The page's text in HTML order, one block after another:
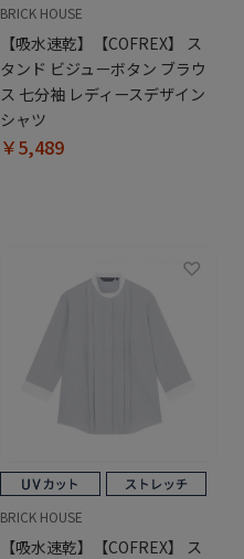
BRICK HOUSE
【吸水速乾】【COFREX】 ス
タンド ビジューボタン ブラウ
ス 七分袖 レディースデザイン
シャツ
￥5,489
BRICK HOUSE
【吸水速乾】【COFREX】 ス